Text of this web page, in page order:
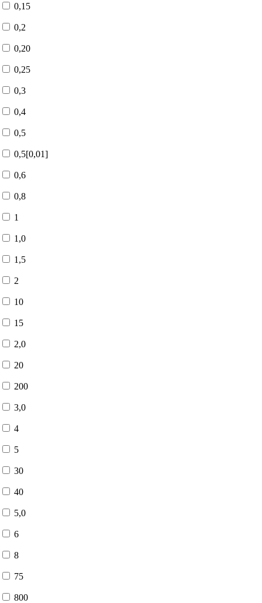
0,15
0,2
0,20
0,25
0,3
0,4
0,5
0,5[0,01]
0,6
0,8
1
1,0
1,5
2
10
15
2,0
20
200
3,0
4
5
30
40
5,0
6
8
75
800